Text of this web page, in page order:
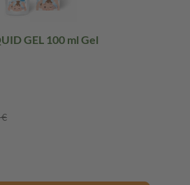
GEL 100 ml Gel